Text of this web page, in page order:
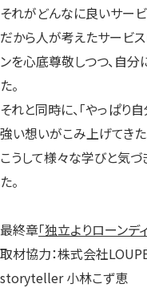
それがどんなに良いサービ
だから人が考えたサービ
ンを心底尊敬しつつ、自
た。
それと同時に、「やっぱり
強い想いがこみ上げてきた
こうして様々な学びと気
た。
最終章「独立よりローンデ
取材協力：株式会社
storyteller 小林こず恵